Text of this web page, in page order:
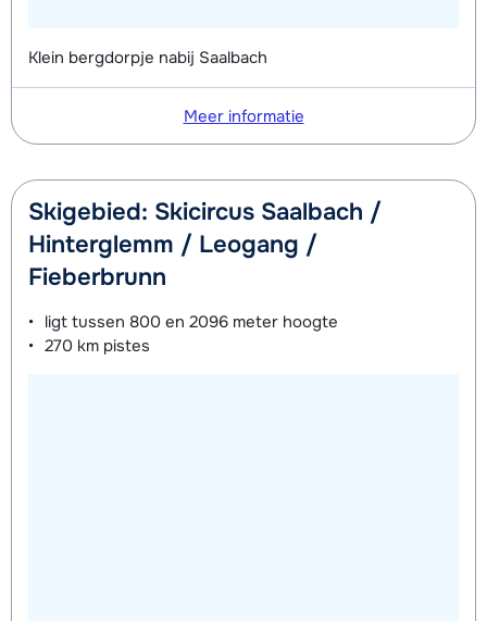
Klein bergdorpje nabij Saalbach
Meer informatie
Skigebied: Skicircus Saalbach /
Hinterglemm / Leogang /
Fieberbrunn
ligt tussen 800 en 2096 meter hoogte
270 km pistes